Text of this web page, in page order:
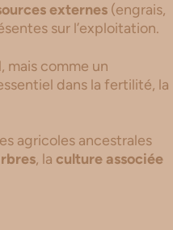
externes (engrais,
sur l’exploitation.
mais comme un
dans la fertilité, la
agricoles ancestrales
, la culture associée